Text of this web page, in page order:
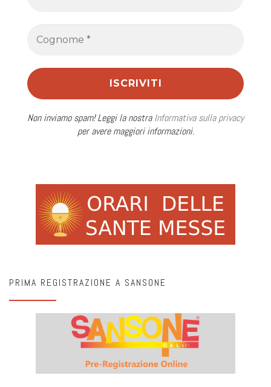
Non inviamo spam! Leggi la nostraInformativa sulla privacy
per avere maggiori informazioni.
PRIMA REGISTRAZIONE A SANSONE